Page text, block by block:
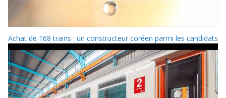
Achat de 168 trains : un constructeur coréen parmi les candidats